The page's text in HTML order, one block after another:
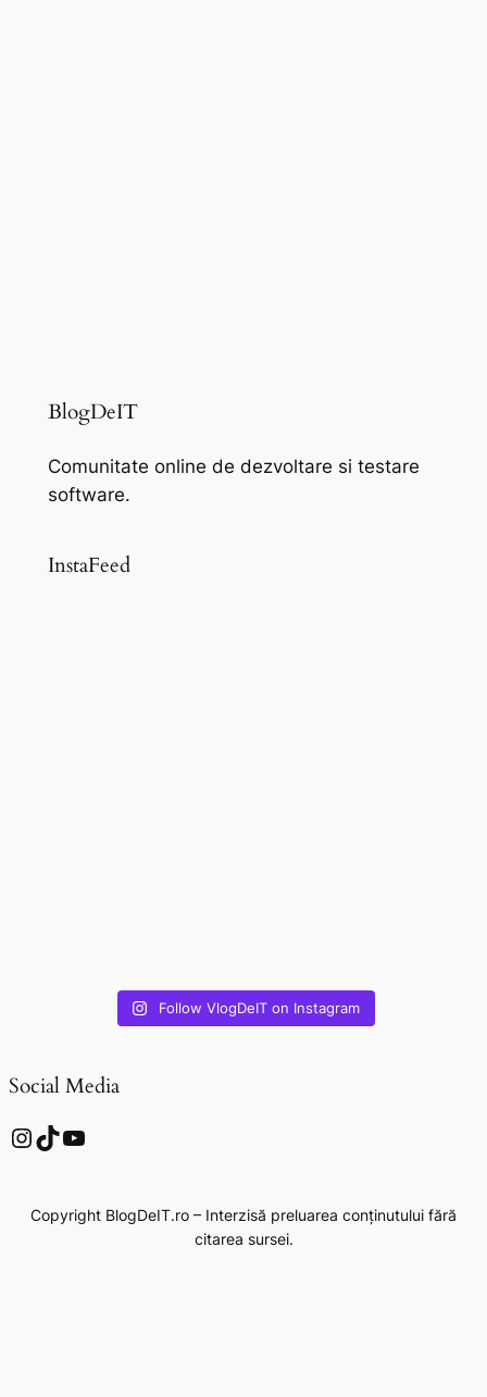
BlogDeIT
Comunitate online de dezvoltare si testare
software.
InstaFeed
Follow VlogDeIT on Instagram
Social Media
InstagramTikTok YouTube
Copyright BlogDeIT.ro – Interzisă preluarea conținutului fără
citarea sursei.